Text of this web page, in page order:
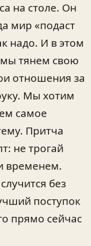
на столе. Он
мир «подаст
надо. И в этом
тянем свою
отношения за
Мы хотим
самое
Притча
не трогай
временем.
без
поступок
прямо сейчас